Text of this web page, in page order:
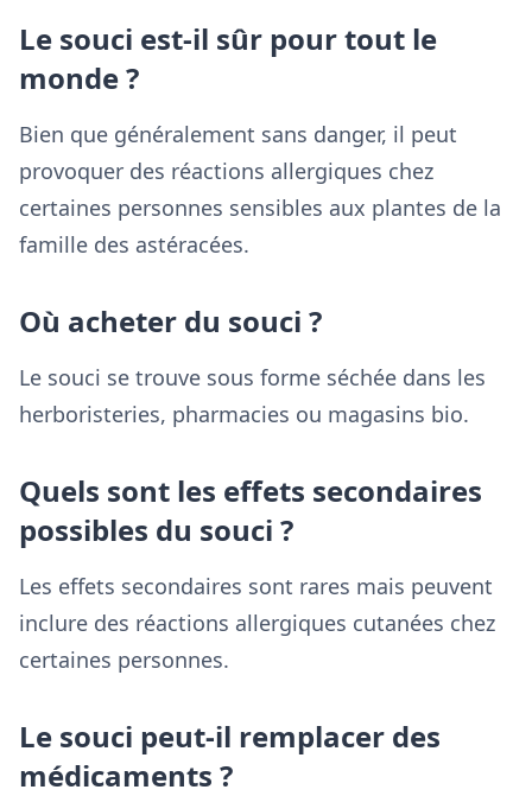
Le souci est-il sûr pour tout le
monde ?
Bien que généralement sans danger, il peut
provoquer des réactions allergiques chez
certaines personnes sensibles aux plantes de la
famille des astéracées.
Où acheter du souci ?
Le souci se trouve sous forme séchée dans les
herboristeries, pharmacies ou magasins bio.
Quels sont les effets secondaires
possibles du souci ?
Les effets secondaires sont rares mais peuvent
inclure des réactions allergiques cutanées chez
certaines personnes.
Le souci peut-il remplacer des
médicaments ?